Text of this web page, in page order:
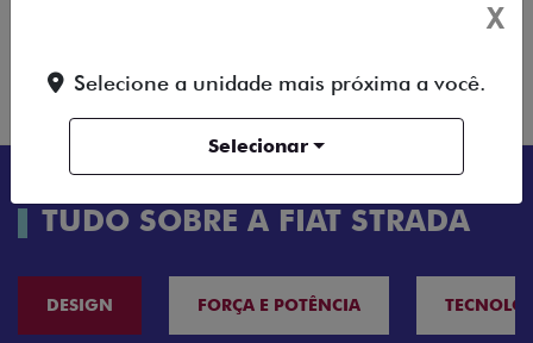
TUDO SOBRE A FIAT STRADA
DESIGN FORÇA E POTÊNCIA
X
Selecione a unidade mais próxima a você.
Selecionar